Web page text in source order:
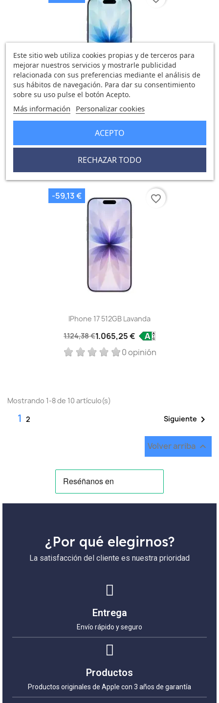
IPhone 17 512GB Azul Neblina
1.124,38 €1.065,25 €
IPhone 17 512GB Lavanda
1.124,38 €1.065,25 €
0 opinión
-59,13 € favorite_border
Mostrando 1-8 de 10 artículo(s)
1 2 Siguiente 
Volver arriba 
¿Por qué elegirnos?
La satisfacción del cliente es nuestra prioridad
Entrega
Envío rápido y seguro
Productos
Productos originales de Apple con 3 años de garantía
Este sitio web utiliza cookies propias y de terceros para
mejorar nuestros servicios y mostrarle publicidad
relacionada con sus preferencias mediante el análisis de
sus hábitos de navegación. Para dar su consentimiento
sobre su uso pulse el botón Acepto.
Más información Personalizar cookies
RECHAZAR TODO
ACEPTO